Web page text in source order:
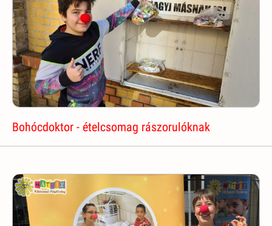
Bohócdoktor - ételcsomag rászorulóknak